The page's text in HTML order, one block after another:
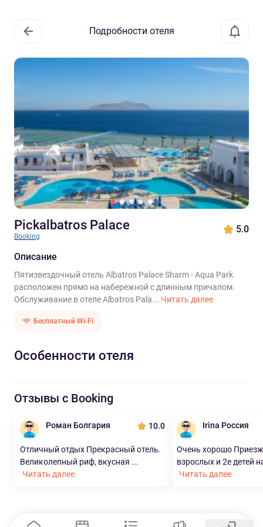
Подробности отеля
Pickalbatros Palace
Booking
5.0
Описание
Пятизвездочный отель Albatros Palace Sharm - Aqua Park
расположен прямо на набережной с длинным причалом.
Обслуживание в отеле Albatros Pala... Читать далее
Бесплатный Wi-Fi
Особенности отеля
Отзывы с Booking
Роман Болгария 10.0
Отличный отдых Прекрасный отель.
Великолепный риф, вкусная ...
Читать далее
Irina Россия
Очень хорошо
взрослых и 2е детей
Читать далее